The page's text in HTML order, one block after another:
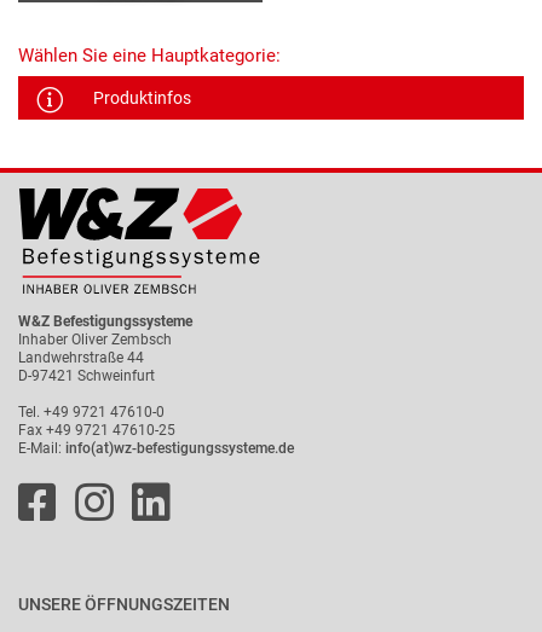
Wählen Sie eine Hauptkategorie:
Produktinfos
W&Z Befestigungssysteme
Inhaber Oliver Zembsch
Landwehrstraße 44
D-97421 Schweinfurt
Tel. +49 9721 47610-0
Fax +49 9721 47610-25
E-Mail: info(at)wz-befestigungssysteme.de
UNSERE ÖFFNUNGSZEITEN